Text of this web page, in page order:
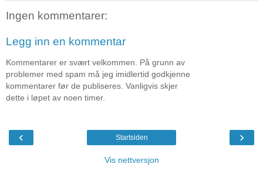
Ingen kommentarer:
Legg inn en kommentar
Kommentarer er svært velkommen. På grunn av
problemer med spam må jeg imidlertid godkjenne
kommentarer før de publiseres. Vanligvis skjer
dette i løpet av noen timer.
‹ ›
Startsiden
Vis nettversjon